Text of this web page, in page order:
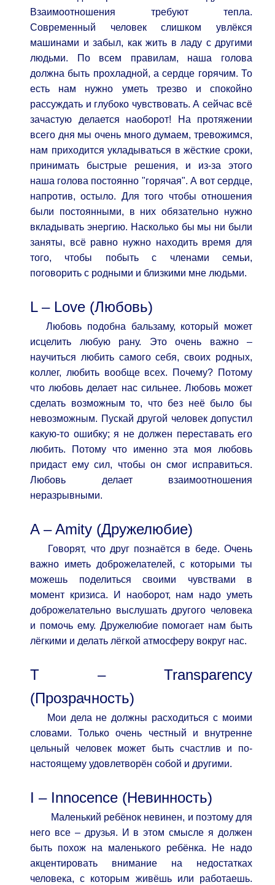
Взаимоотношения требуют тепла.
Современный человек слишком увлёкся
машинами и забыл, как жить в ладу с другими
людьми. По всем правилам, наша голова
должна быть прохладной, а сердце горячим. То
есть нам нужно уметь трезво и спокойно
рассуждать и глубоко чувствовать. А сейчас всё
зачастую делается наоборот! На протяжении
всего дня мы очень много думаем, тревожимся,
нам приходится укладываться в жёсткие сроки,
принимать быстрые решения, и из-за этого
наша голова постоянно "горячая". А вот сердце,
напротив, остыло. Для того чтобы отношения
были постоянными, в них обязательно нужно
вкладывать энергию. Насколько бы мы ни были
заняты, всё равно нужно находить время для
того, чтобы побыть с членами семьи,
поговорить с родными и близкими мне людьми.
L – Love (Любовь)
Любовь подобна бальзаму, который может
исцелить любую рану. Это очень важно –
научиться любить самого себя, своих родных,
коллег, любить вообще всех. Почему? Потому
что любовь делает нас сильнее. Любовь может
сделать возможным то, что без неё было бы
невозможным. Пускай другой человек допустил
какую-то ошибку; я не должен переставать его
любить. Потому что именно эта моя любовь
придаст ему сил, чтобы он смог исправиться.
Любовь делает взаимоотношения
неразрывными.
A – Amity (Дружелюбие)
Говорят, что друг познаётся в беде. Очень
важно иметь доброжелателей, с которыми ты
можешь поделиться своими чувствами в
момент кризиса. И наоборот, нам надо уметь
доброжелательно выслушать другого человека
и помочь ему. Дружелюбие помогает нам быть
лёгкими и делать лёгкой атмосферу вокруг нас.
T – Transparency
(Прозрачность)
Мои дела не должны расходиться с моими
словами. Только очень честный и внутренне
цельный человек может быть счастлив и по-
настоящему удовлетворён собой и другими.
I – Innocence (Невинность)
Маленький ребёнок невинен, и поэтому для
него все – друзья. И в этом смысле я должен
быть похож на маленького ребёнка. Не надо
акцентировать внимание на недостатках
человека, с которым живёшь или работаешь.